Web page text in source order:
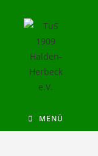
MENÜ